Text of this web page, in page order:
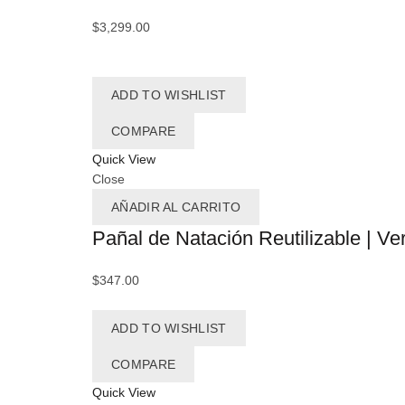
$3,299.00
ADD TO WISHLIST
COMPARE
Quick View
Close
AÑADIR AL CARRITO
Pañal de Natación Reutilizable |
$347.00
ADD TO WISHLIST
COMPARE
Quick View